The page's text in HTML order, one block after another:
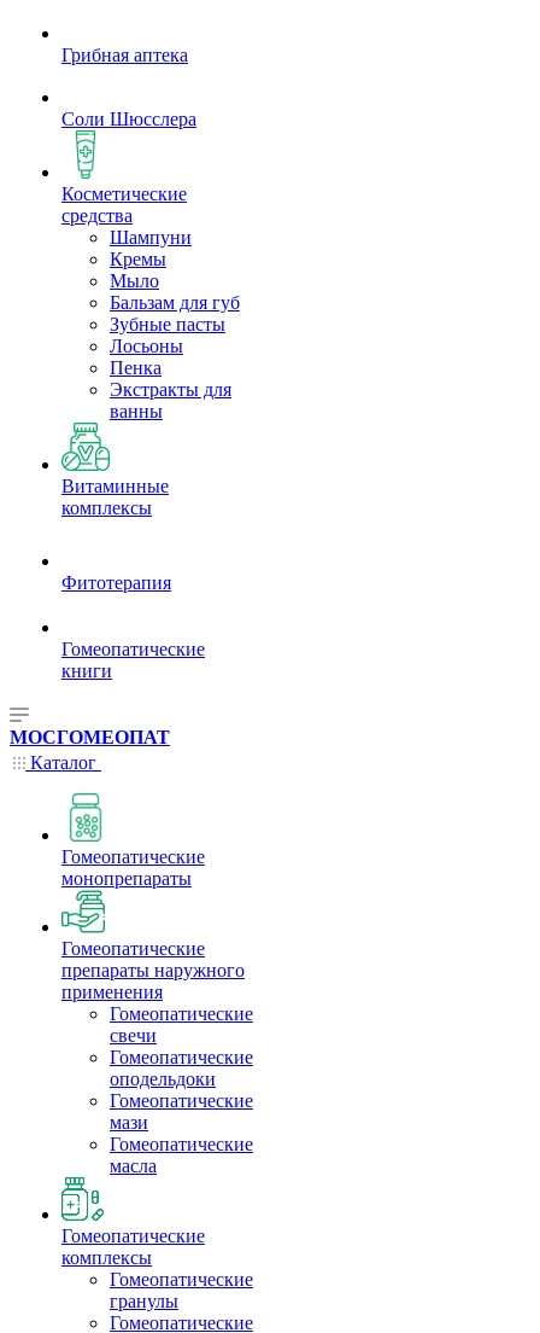
Грибная аптека
Соли Шюсслера
Косметические
средства
Шампуни
Кремы
Мыло
Бальзам для губ
Зубные пасты
Лосьоны
Пенка
Экстракты для
ванны
Витаминные
комплексы
Фитотерапия
Гомеопатические
книги
МОСГОМЕОПАТ
Каталог
Гомеопатические
монопрепараты
Гомеопатические
препараты наружного
применения
Гомеопатические
свечи
Гомеопатические
оподельдоки
Гомеопатические
мази
Гомеопатические
масла
Гомеопатические
комплексы
Гомеопатические
гранулы
Гомеопатические